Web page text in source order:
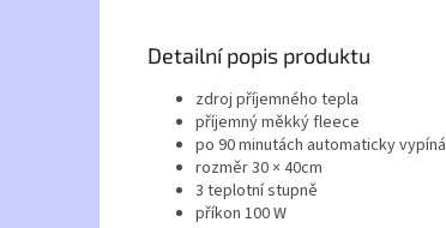
Detailní popis produktu
zdroj příjemného tepla
příjemný měkký fleece
po 90 minutách automaticky vypíná
rozměr 30 × 40cm
3 teplotní stupně
příkon 100 W